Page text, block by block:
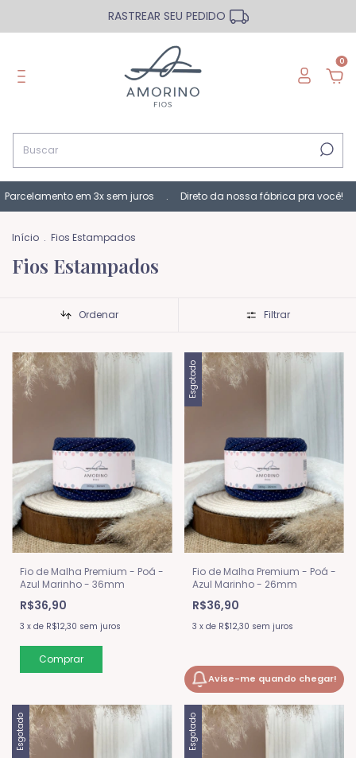
RASTREAR SEU PEDIDO
0
em 3x sem juros . Direto da nossa fábrica pra você! Ganhe
Início . Fios Estampados
Fios Estampados
Ordenar Filtrar
Fio de Malha Premium - Poá -
Azul Marinho - 36mm
R$36,90
3 x de R$12,30 sem juros
Esgotado
Fio de Malha Premium - Poá -
Azul Marinho - 26mm
R$36,90
3 x de R$12,30 sem juros
Avise-me quando chegar!
Esgotado Esgotado